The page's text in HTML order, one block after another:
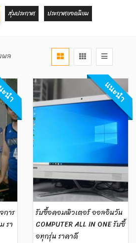
สุ่มประกาศ ประกาศยอดนิยม
ผล
นำ
การ
รา
แนะนำ
รับซื้อคอมพิวเตอร์ ออลอินวัน
COMPUTER ALL IN ONE รับซื้
อทุกรุ่น ราคาดี